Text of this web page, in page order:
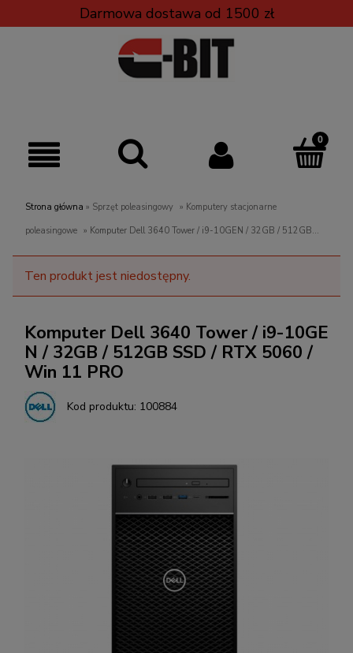
Darmowa dostawa od 1500 zł
Strona główna » Sprzęt poleasingowy » Komputery stacjonarne
poleasingowe » Komputer Dell 3640 Tower / i9-10GEN / 32GB / 512GB
SSD / RTX 5060 / Win 11 PRO
Ten produkt jest niedostępny.
Komputer Dell 3640 Tower / i9-10GE
N / 32GB / 512GB SSD / RTX 5060 /
Win 11 PRO
Kod produktu: 100884